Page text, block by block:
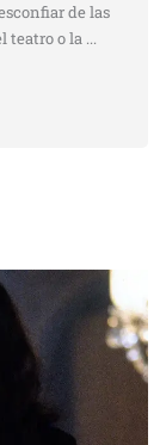
de las
teatro o la ...